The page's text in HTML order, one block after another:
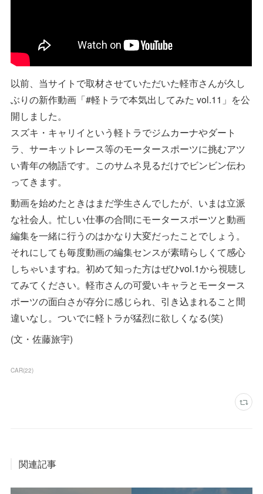
以前、当サイトで取材させていただいた軽市さんが久し
ぶりの新作動画「#軽トラで本気出してみた vol.11」を公
開しました。
スズキ・キャリイという軽トラでジムカーナやダート
ラ、サーキットレース等のモータースポーツに挑むアツ
い青年の物語です。このサムネ見るだけでビンビン伝わ
ってきます。
動画を始めたときはまだ学生さんでしたが、いまは立派
な社会人。忙しい仕事の合間にモータースポーツと動画
編集を一緒に行うのはかなり大変だったことでしょう。
それにしても毎度動画の編集センスが素晴らしくて感心
しちゃいますね。初めて知った方はぜひvol.1から視聴し
てみてください。軽市さんの可愛いキャラとモータース
ポーツの面白さが存分に感じられ、引き込まれること間
違いなし。ついでに軽トラが猛烈に欲しくなる(笑)
(文・佐藤旅宇)
CAR(22)
関連記事